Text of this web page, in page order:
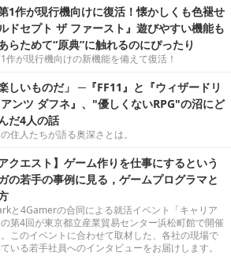
1作が現行機向けに復活！懐かしくも色褪せ
ドセプト ザ ファースト』遊びやすい機能も
らためて“原典”に触れるのにぴったり
作が現行機向けの新機能を備えて復活！
しいものだ」 ─『FF11』と『ウィザードリ
ンツ ダフネ』、"優しくないRPG"の沼にど
だ4人の話
住人たちが語る奥深さとは。
クエスト】ゲーム作りを仕事にするという
の若手の事例に見る，ゲームプログラマと
と4Gamerの合同による就活イベント「キャリア
第4回が東京都立産業貿易センター浜松町館で開催
このイベントに合わせて取材した、各社の現場で
いる若手社員へのインタビューをお届けします。